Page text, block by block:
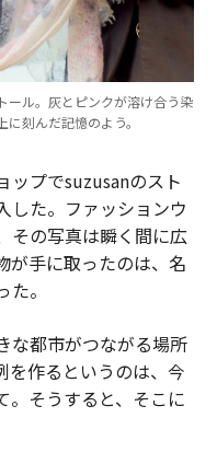
ール。灰とピンクが溶け合う染
刻んだ記憶のよう。
ップでsuzusanのスト
した。ファッションウ
その写真は瞬く間に広
が手に取ったのは、名
。
な都市がつながる場所
を作るというのは、今
。そうすると、そこに